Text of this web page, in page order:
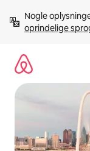
videre
Nogle
oprindelige